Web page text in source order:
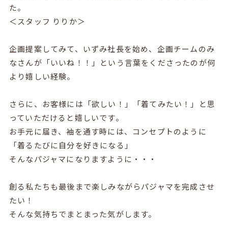
た。
＜スタッフ りりか＞
企画提案してみて、いずみ社長を始め、企画チームのみ
なさんが「いいね！！」という言葉をくださったのが何
より嬉しい経験。
さらに、お客様には「欲しい！」「着てみたい！」と思
っていただけると嬉しいです。
お手元に届き、袖を通す時には、コンセプトのように
「着るたびに自分を好きになる」
そんなパジャマになりますように・・・
創る私たちも最後まで楽しみながらパジャマを完成させ
たい！
そんな気持ちでまとまった気がします。